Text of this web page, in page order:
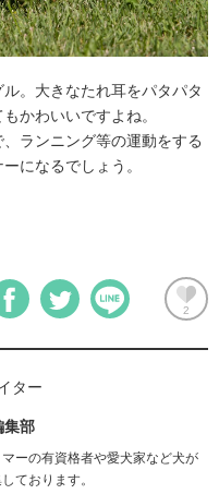
。大きなたれ耳をパタパタ
かわいいですよね。
ランニング等の運動をする
になるでしょう。
2
ター
集部
ーの有資格者や愛犬家など犬が
ております。